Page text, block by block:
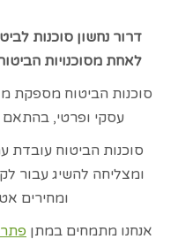
לאחת מסוכנויות
סוכנות הביטוח מספקת
עסקי ופרטי, בהתאם
סוכנות הביטוח עובדת
ומצליחה להשיג עבור
ומחירים
אנחנו מתמחים במתן